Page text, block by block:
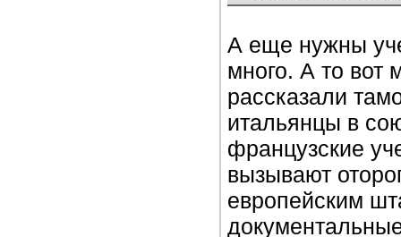
А еще нужны
много. А то вот
рассказали
итальянцы в
французские
вызывают
европейским